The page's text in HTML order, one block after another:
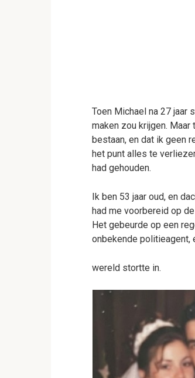
Toen Michael na 27 jaar
maken zou krijgen.
bestaan, en dat ik geen
het punt alles te
had gehouden.
Ik ben 53 jaar oud, en
had me voorbereid op
Het gebeurde op een
onbekende politieagent,
wereld stortte in.